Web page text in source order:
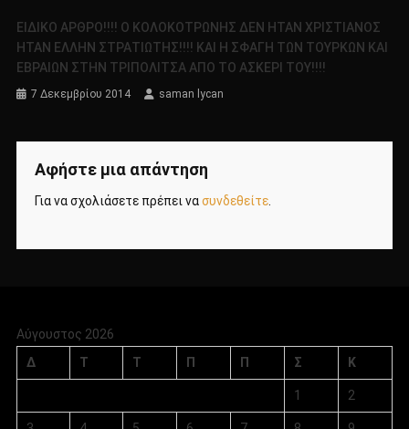
ΕΙΔΙΚΟ ΑΡΘΡΟ!!!! Ο ΚΟΛΟΚΟΤΡΩΝΗΣ ΔΕΝ ΗΤΑΝ ΧΡΙΣΤΙΑΝΟΣ
ΗΤΑΝ ΕΛΛΗΝ ΣΤΡΑΤΙΩΤΗΣ!!!! ΚΑΙ Η ΣΦΑΓΗ ΤΩΝ ΤΟΥΡΚΩΝ ΚΑΙ
ΕΒΡΑΙΩΝ ΣΤΗΝ ΤΡΙΠΟΛΙΤΣΑ ΑΠΟ ΤΟ ΑΣΚΕΡΙ ΤΟΥ!!!!
7 Δεκεμβρίου 2014 saman lycan
Αφήστε μια απάντηση
Για να σχολιάσετε πρέπει νασυνδεθείτε.
Αύγουστος 2026
Δ
Τ Τ Π Π Σ Κ
1 2